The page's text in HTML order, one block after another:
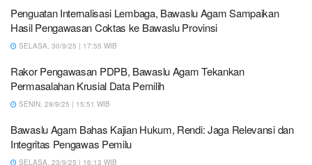
Penguatan Internalisasi Lembaga, Bawaslu Agam Sampaikan
Hasil Pengawasan Coktas ke Bawaslu Provinsi
SELASA, 30/9/25 | 17:55 WIB
Rakor Pengawasan PDPB, Bawaslu Agam Tekankan
Permasalahan Krusial Data Pemilih
SENIN, 29/9/25 | 15:51 WIB
Bawaslu Agam Bahas Kajian Hukum, Rendi: Jaga Relevansi dan
Integritas Pengawas Pemilu
SELASA, 23/9/25 | 16:13 WIB